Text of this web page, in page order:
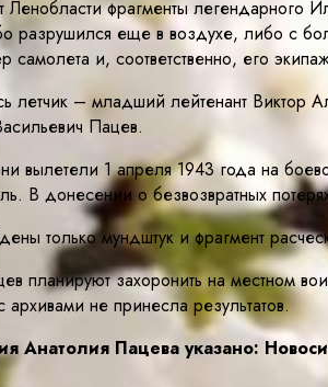
фрагменты легендарного
разрушился еще в воздухе, либо с
самолета и, соответственно, его
летчик – младший лейтенант
Пацев.
вылетели 1 апреля 1943 года на
В донесении о безвозвратных
только мундштук и фрагмент
планируют захоронить на местном
не принесла результатов.
Анатолия Пацева указано: